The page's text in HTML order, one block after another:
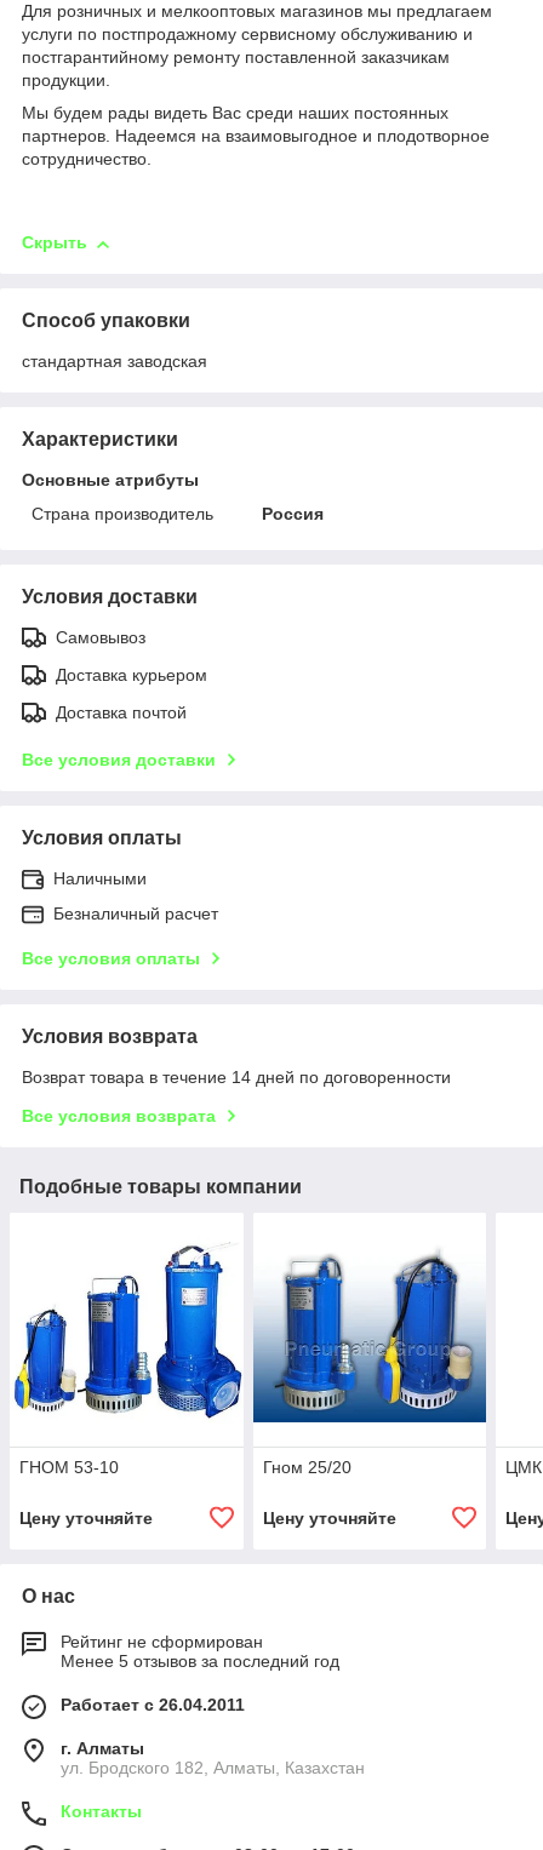
Для розничных и мелкооптовых магазинов мы предлагаем
услуги по постпродажному сервисному обслуживанию и
постгарантийному ремонту поставленной заказчикам
продукции.
Мы будем рады видеть Вас среди наших постоянных
партнеров. Надеемся на взаимовыгодное и плодотворное
сотрудничество.
Скрыть
Способ упаковки
стандартная заводская
Характеристики
Основные атрибуты
Страна производитель
Россия
Условия доставки
Самовывоз
Доставка курьером
Доставка почтой
Все условия доставки
Условия оплаты
Наличными
Безналичный расчет
Все условия оплаты
Условия возврата
Возврат товара в течение 14 дней по договоренности
Все условия возврата
Подобные товары компании
ГНОМ 53-10
Цену уточняйте
Гном 25/20
Цену уточняйте
ЦМК
О нас
Рейтинг не сформирован
Менее 5 отзывов за последний год
Работает с 26.04.2011
г. Алматы
ул. Бродского 182, Алматы, Казахстан
Контакты